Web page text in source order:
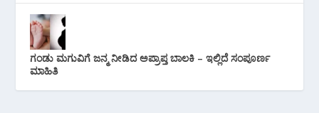
ಗಂಡು ಮಗುವಿಗೆ ಜನ್ಮ ನೀಡಿದ ಅಪ್ರಾಪ್ತ ಬಾಲಕಿ – ಇಲ್ಲಿದೆ ಸಂಪೂರ್ಣ
ಮಾಹಿತಿ